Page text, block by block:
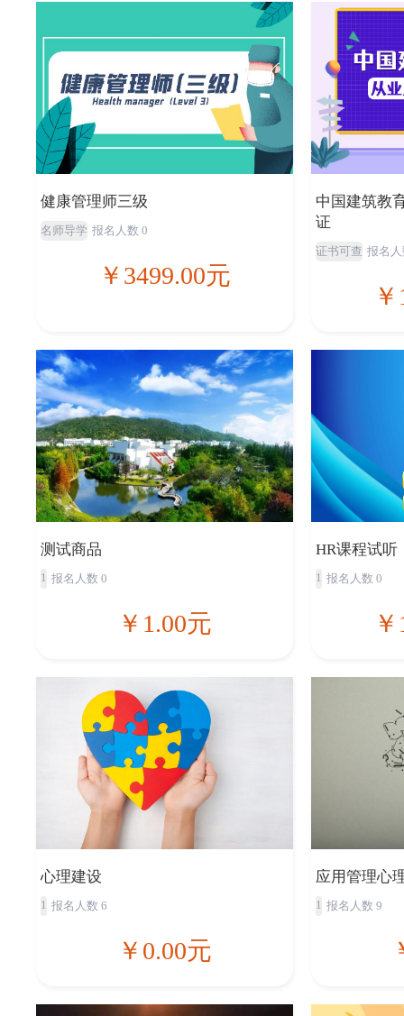
健康管理师三级
名师导学 报名人数 0
￥3499.00元
中国建筑教
证
证书可查 报名
测试商品
1 报名人数 0
￥1.00元
HR课程试听
1 报名人数 0
心理建设
1 报名人数 6
￥0.00元
应用管理心
1 报名人数 9